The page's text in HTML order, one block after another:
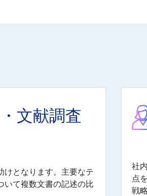
文献調査
けとなります。主要なテ
いて複数文書の記述の比
社
点
戦